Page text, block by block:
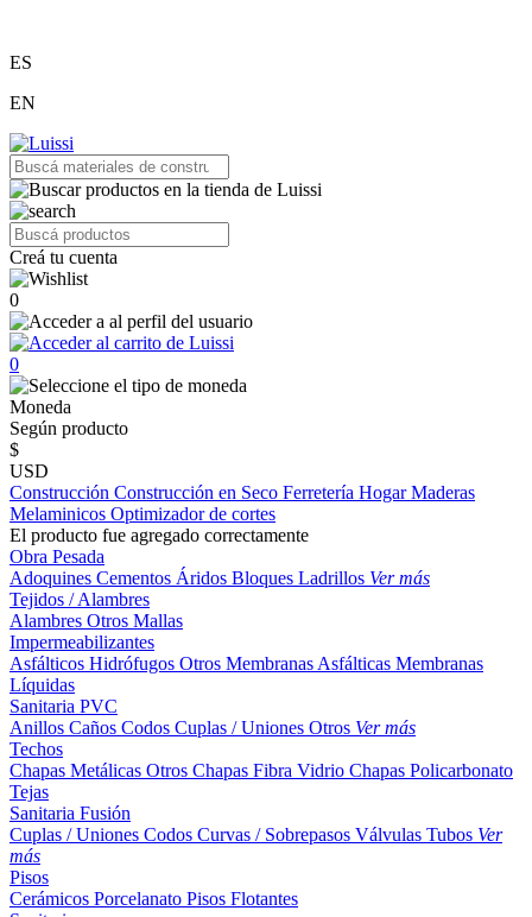
ES
EN
Creá tu cuenta
0
0
Moneda
Según producto
$
USD
Construcción Construcción en Seco Ferretería HogarMaderas
Melaminicos Optimizador de cortes
El producto fue agregado correctamente
Obra Pesada
Adoquines Cementos Áridos Bloques Ladrillos Ver más
Tejidos / Alambres
Alambres Otros Mallas
Impermeabilizantes
Asfálticos Hidrófugos Otros Membranas Asfálticas Membranas
Líquidas
Sanitaria PVC
Anillos Caños Codos Cuplas / Uniones Otros Ver más
Techos
Chapas Metálicas Otros Chapas Fibra Vidrio Chapas Policarbonato
Tejas
Sanitaria Fusión
Cuplas / Uniones Codos Curvas / Sobrepasos Válvulas Tubos Ver
más
Pisos
Cerámicos Porcelanato Pisos Flotantes